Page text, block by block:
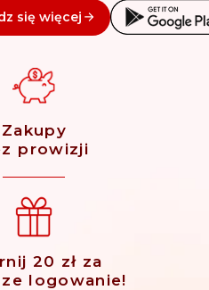
się więcej
Zakupy
prowizji
20 zł za
logowanie!